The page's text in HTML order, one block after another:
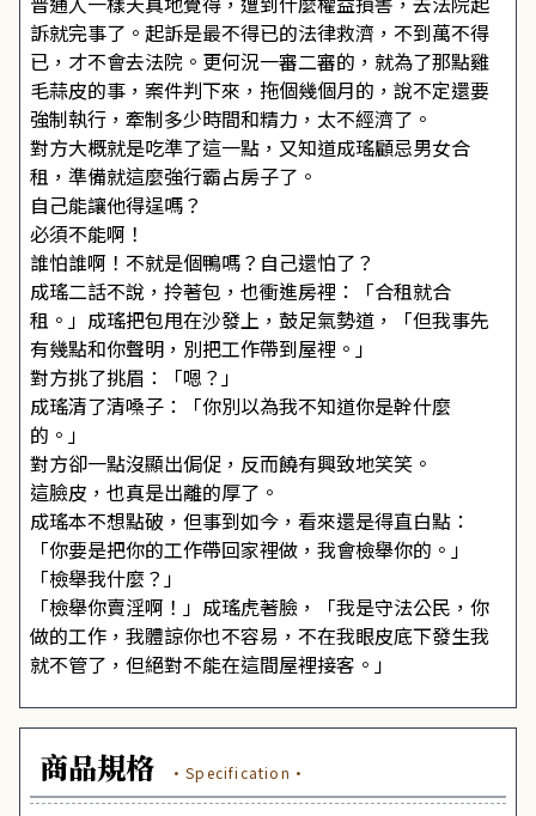
訴就完事了。起訴是最不得已的法律救濟，不到萬不得
已，才不會去法院。更何況一審二審的，就為了那點雞
毛蒜皮的事，案件判下來，拖個幾個月的，說不定還要
強制執行，牽制多少時間和精力，太不經濟了。
對方大概就是吃準了這一點，又知道成瑤顧忌男女合
租，準備就這麼強行霸占房子了。
自己能讓他得逞嗎？
必須不能啊！
誰怕誰啊！不就是個鴨嗎？自己還怕了？
成瑤二話不說，拎著包，也衝進房裡：「合租就合
租。」成瑤把包甩在沙發上，鼓足氣勢道，「但我事先
有幾點和你聲明，別把工作帶到屋裡。」
對方挑了挑眉：「嗯？」
成瑤清了清嗓子：「你別以為我不知道你是幹什麼
的。」
對方卻一點沒顯出侷促，反而饒有興致地笑笑。
這臉皮，也真是出離的厚了。
成瑤本不想點破，但事到如今，看來還是得直白點：
「你要是把你的工作帶回家裡做，我會檢舉你的。」
「檢舉我什麼？」
「檢舉你賣淫啊！」成瑤虎著臉，「我是守法公民，你
做的工作，我體諒你也不容易，不在我眼皮底下發生我
就不管了，但絕對不能在這間屋裡接客。」
商品規格 ·Specification·